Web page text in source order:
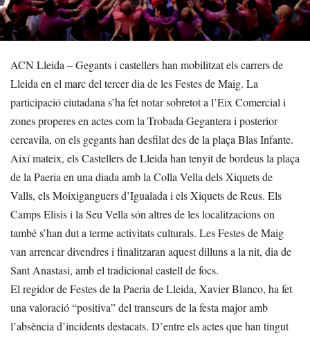
ACN Lleida – Gegants i castellers han mobilitzat els carrers de
Lleida en el marc del tercer dia de les Festes de Maig. La
participació ciutadana s’ha fet notar sobretot a l’Eix Comercial i
zones properes en actes com la Trobada Gegantera i posterior
cercavila, on els gegants han desfilat des de la plaça Blas Infante.
Així mateix, els Castellers de Lleida han tenyit de bordeus la plaça
de la Paeria en una diada amb la Colla Vella dels Xiquets de
Valls, els Moixiganguers d’Igualada i els Xiquets de Reus. Els
Camps Elisis i la Seu Vella són altres de les localitzacions on
també s’han dut a terme activitats culturals. Les Festes de Maig
van arrencar divendres i finalitzaran aquest dilluns a la nit, dia de
Sant Anastasi, amb el tradicional castell de focs.
El regidor de Festes de la Paeria de Lleida, Xavier Blanco, ha fet
una valoració “positiva” del transcurs de la festa major amb
l’absència d’incidents destacats. D’entre els actes que han tingut